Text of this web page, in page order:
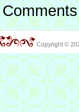
Copyright ©